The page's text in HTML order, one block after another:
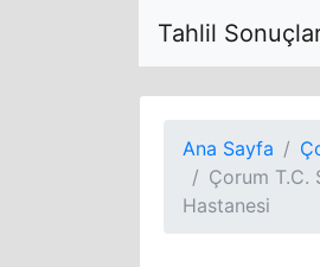
Tahlil
Ana Sayfa
Çorum T.C.
Hastanesi